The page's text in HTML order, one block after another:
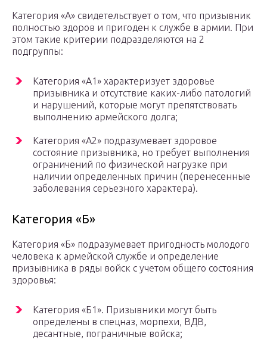
Категория «А» свидетельствует о том, что призывник
полностью здоров и пригоден к службе в армии. При
этом такие критерии подразделяются на 2
подгруппы:
Категория «А1» характеризует здоровье
призывника и отсутствие каких-либо патологий
и нарушений, которые могут препятствовать
выполнению армейского долга;
Категория «А2» подразумевает здоровое
состояние призывника, но требует выполнения
ограничений по физической нагрузке при
наличии определенных причин (перенесенные
заболевания серьезного характера).
Категория «Б»
Категория «Б» подразумевает пригодность молодого
человека к армейской службе и определение
призывника в ряды войск с учетом общего состояния
здоровья:
Категория «Б1». Призывники могут быть
определены в спецназ, морпехи, ВДВ,
десантные, пограничные войска;